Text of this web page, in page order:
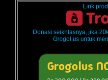
Link
Donasi seikhlasnya, jika
Grogol.us untuk